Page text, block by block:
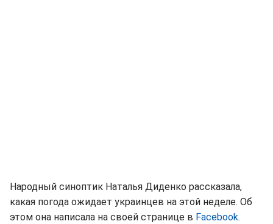
Народный синоптик Наталья Диденко рассказала,
какая погода ожидает украинцев на этой неделе. Об
этом она написала на своей странице в Facebook.